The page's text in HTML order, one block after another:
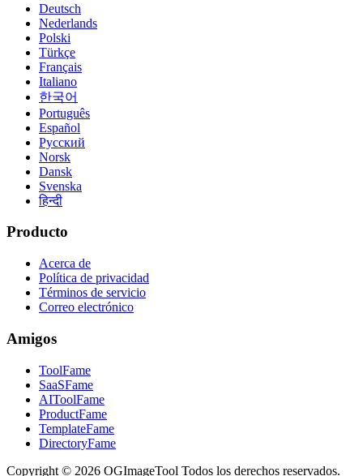
Deutsch
Nederlands
Polski
Türkçe
Français
Italiano
한국어
Português
Español
Русский
Norsk
Dansk
Svenska
हिन्दी
Producto
Acerca de
Política de privacidad
Términos de servicio
Correo electrónico
Amigos
ToolFame
SaaSFame
AIToolFame
ProductFame
TemplateFame
DirectoryFame
Copyright © 2026 OGImageTool Todos los derechos reservados.